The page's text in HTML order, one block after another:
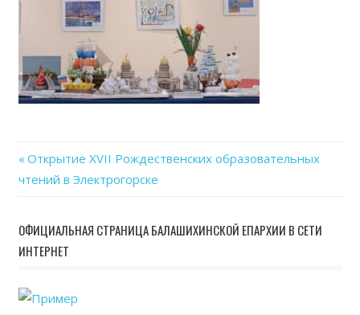
Навигация
записям
Previous
Post:
Открытие XVII Рождественских образовательных
чтений в Электрогорске
ОФИЦИАЛЬНАЯ СТРАНИЦА БАЛАШИХИНСКОЙ ЕПАРХИИ В СЕТИ
ИНТЕРНЕТ